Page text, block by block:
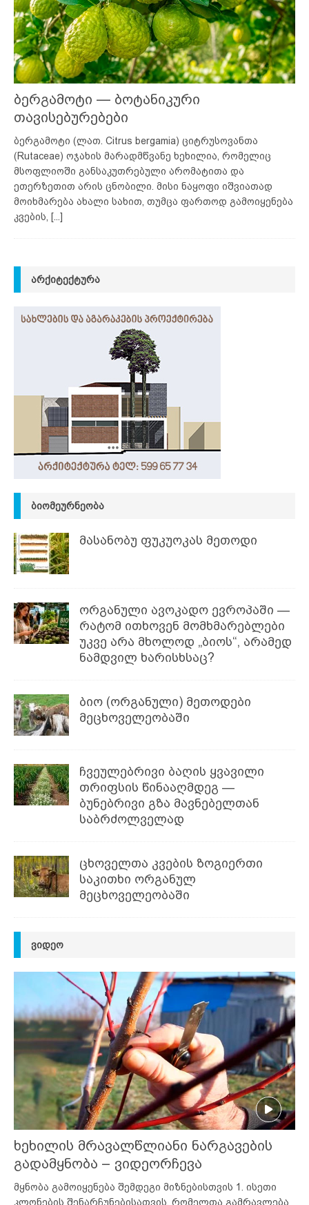
ბერგამოტი — ბოტანიკური
თავისებურებები
ბერგამოტი (ლათ. Citrus bergamia) ციტრუსოვანთა
(Rutaceae) ოჯახის მარადმწვანე ხეხილია, რომელიც
მსოფლიოში განსაკუთრებული არომატითა და
ეთერზეთით არის ცნობილი. მისი ნაყოფი იშვიათად
მოიხმარება ახალი სახით, თუმცა ფართოდ გამოიყენება
კვების,
[...]
ᲐᲠᲥᲘᲢᲔᲥᲢᲣᲠᲐ
ᲑᲘᲝᲛᲔᲣᲠᲜᲔᲝᲑᲐ
მასანობუ ფუკუოკას მეთოდი
ორგანული ავოკადო ევროპაში —
რატომ ითხოვენ მომხმარებლები
უკვე არა მხოლოდ „ბიოს“, არამედ
ნამდვილ ხარისხსაც?
ბიო (ორგანული) მეთოდები
მეცხოველეობაში
ჩვეულებრივი ბაღის ყვავილი
თრიფსის წინააღმდეგ —
ბუნებრივი გზა მავნებელთან
საბრძოლველად
ცხოველთა კვების ზოგიერთი
საკითხი ორგანულ
მეცხოველეობაში
ᲕᲘᲓᲔᲝ
ხეხილის მრავალწლიანი ნარგავების
გადამყნობა – ვიდეორჩევა
მყნობა გამოიყენება შემდეგი მიზნებისთვის 1. ისეთი
კლონების შენარჩუნებისათვის, რომელთა გამრავლება